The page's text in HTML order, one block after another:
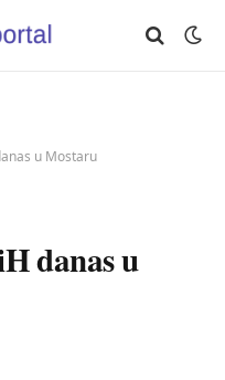
u Mostaru
danas u